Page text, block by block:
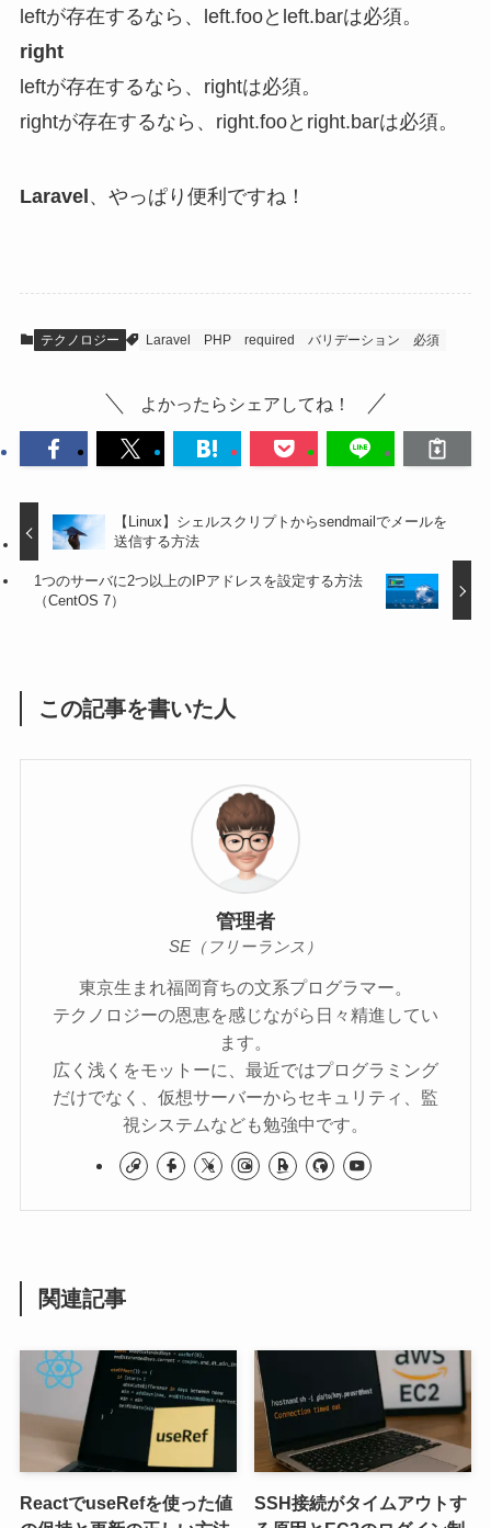
leftが存在するなら、left.fooとleft.barは必須。
right
leftが存在するなら、rightは必須。
rightが存在するなら、right.fooとright.barは必須。
Laravel、やっぱり便利ですね！
テクノロジー Laravel PHP required バリデーション 必須
よかったらシェアしてね！
【Linux】シェルスクリプトからsendmailでメールを
送信する方法
1つのサーバに2つ以上のIPアドレスを設定する方法
（CentOS 7）
この記事を書いた人
管理者
SE（フリーランス）
東京生まれ福岡育ちの文系プログラマー。
テクノロジーの恩恵を感じながら日々精進してい
ます。
広く浅くをモットーに、最近ではプログラミング
だけでなく、仮想サーバーからセキュリティ、監
視システムなども勉強中です。
関連記事
ReactでuseRefを使った値
SSH接続がタイムアウトす